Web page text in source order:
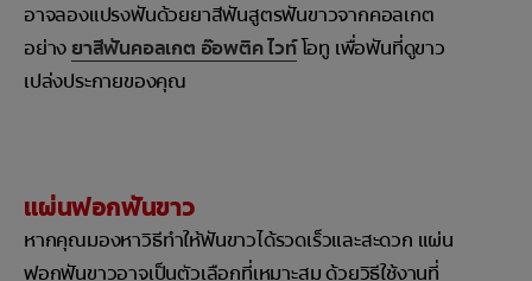
อาจลองแปรงฟันด้วยยาสีฟันสูตรฟันขาวจากคอลเกต
อย่างยาสีฟันคอลเกต อ๊อพติค ไวท์โอทู เพื่อฟันที่ดูขาว
เปล่งประกายของคุณ
แผ่นฟอกฟันขาว
หากคุณมองหาวิธีทำให้ฟันขาวได้รวดเร็วและสะดวก แผ่น
ฟอกฟันขาวอาจเป็นตัวเลือกที่เหมาะสม ด้วยวิธีใช้งานที่